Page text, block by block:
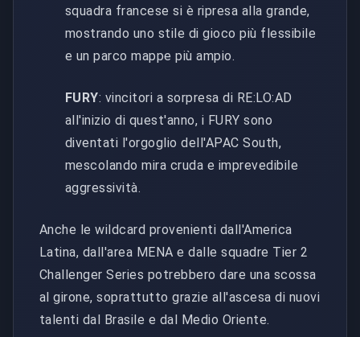
squadra francese si è ripresa alla grande,
mostrando uno stile di gioco più flessibile
e un parco mappe più ampio.
FURY: vincitori a sorpresa di RE:LO:AD
all'inizio di quest'anno, i FURY sono
diventati l'orgoglio dell'APAC South,
mescolando mira cruda e imprevedibile
aggressività.
Anche le wildcard provenienti dall'America
Latina, dall'area MENA e dalle squadre Tier 2
Challenger Series potrebbero dare una scossa
al girone, soprattutto grazie all'ascesa di nuovi
talenti dal Brasile e dal Medio Oriente.